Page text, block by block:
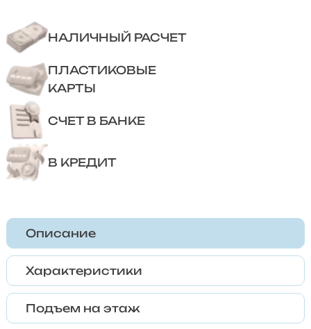
НАЛИЧНЫЙ РАСЧЕТ
ПЛАСТИКОВЫЕ
КАРТЫ
СЧЕТ В БАНКЕ
В КРЕДИТ
Описание
Характеристики
Подъем на этаж